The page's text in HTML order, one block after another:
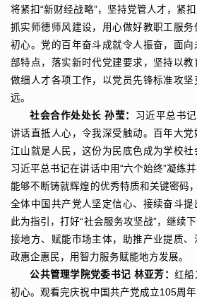
将紧扣“新财经战略”，坚持党管人才，紧
抓实师德师风建设，用心做好教职工服
初心。党的百年奋斗成就令人振奋，面
部特点，落实新时代党建要求，坚持以
做细人才各项工作，以党员先锋标准攻
远。
社会合作处处长 孙莹： 习近平总书
讲话直抵人心，令我深受触动。百年大
江山就是人民，这份为民底色成为学校社
习近平总书记在讲话中用“六个始终”凝练
能够不断铸就辉煌的优秀特质和关键密码
全体中国共产党人坚定信心、接续奋斗
此为指引，打好“社会服务攻坚战”，继续
接地方、赋能市场主体，助推产业提质
政惠企惠民，用智力服务赋能地方发展。
公共管理学院党委书记 林亚芳：红船
初心。观看完庆祝中国共产党成立105周